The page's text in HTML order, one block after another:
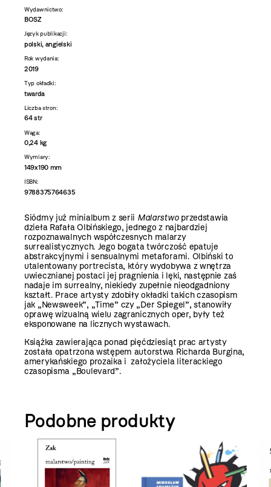
Wydawnictwo:
BOSZ
Język publikacji:
polski, angielski
Rok wydania:
2019
Typ okładki:
twarda
Liczba stron:
64 str
Waga:
0,24 kg
Wymiary:
149x190 mm
ISBN:
9788375764635
Siódmy już minialbum z serii Malarstwoprzedstawia
dzieła Rafała Olbińskiego, jednego z najbardziej
rozpoznawalnych współczesnych malarzy
surrealistycznych. Jego bogata twórczość epatuje
abstrakcyjnymi i sensualnymi metaforami. Olbiński to
utalentowany portrecista, który wydobywa z wnętrza
uwiecznianej postaci jej pragnienia i lęki, następnie zaś
nadaje im surrealny, niekiedy zupełnie nieodgadniony
kształt. Prace artysty zdobiły okładki takich czasopism
jak „Newsweek”, „Time” czy „Der Spiegel”, stanowiły
oprawę wizualną wielu zagranicznych oper, były też
eksponowane na licznych wystawach.
Książka zawierająca ponad pięćdziesiąt prac artysty
została opatrzona wstępem autorstwa Richarda Burgina,
amerykańskiego prozaika i założyciela literackiego
czasopisma „Boulevard”.
Podobne produkty